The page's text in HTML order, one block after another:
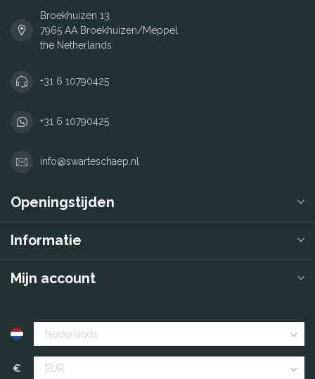
Broekhuizen 13
7965 AA Broekhuizen/Meppel
the Netherlands
+31 6 10790425
+31 6 10790425
info@swarteschaep.nl
Openingstijden
Informatie
Mijn account
€